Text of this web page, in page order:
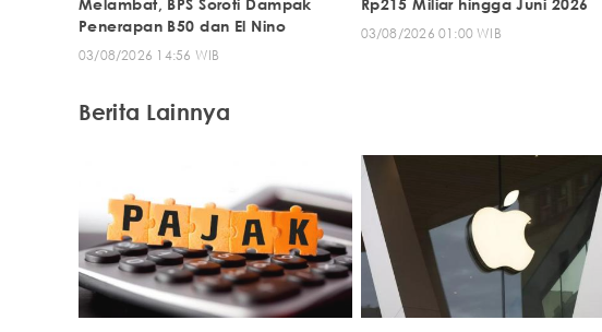
Melambat, BPS Soroti Dampak
Penerapan B50 dan El Nino
03/08/2026 14:56 WIB
Rp215 Miliar hingga Juni 2026
03/08/2026 01:00 WIB
Berita Lainnya